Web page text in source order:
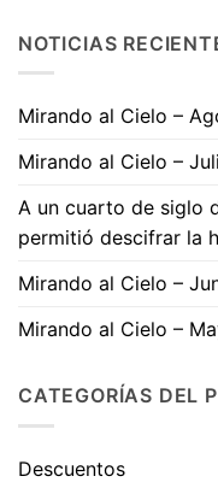
NOTICIAS
Mirando al Cielo –
Mirando al Cielo –
A un cuarto de siglo
permitió descifrar la
Mirando al Cielo –
Mirando al Cielo –
CATEGORÍAS DEL
Descuentos